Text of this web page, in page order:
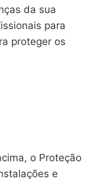
da sua
para
proteger os
o Proteção
e